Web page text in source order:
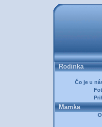
Rodinka
Čo je u
Mamka